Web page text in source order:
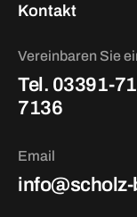
Kontakt
Vereinbaren Sie
Tel. 03391-
7136
Email